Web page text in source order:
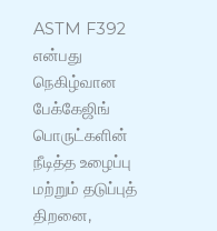
ASTM F392
என்பது
நெகிழ்வான
பேக்கேஜிங்
பொருட்களின்
நீடித்த உழைப்பு
மற்றும் தடுப்புத்
திறனை,